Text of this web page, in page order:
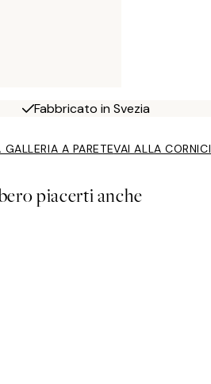
Fabbricato in Svezia
GALLERIA A PARETEVAI ALLA CORNICI
piacerti anche